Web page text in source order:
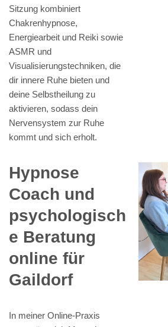
Sitzung kombiniert
Chakrenhypnose,
Energiearbeit und Reiki sowie
ASMR und
Visualisierungstechniken, die
dir innere Ruhe bieten und
deine Selbstheilung zu
aktivieren, sodass dein
Nervensystem zur Ruhe
kommt und sich erholt.
Hypnose
Coach und
psychologisch
e Beratung
online für
Gaildorf
In meiner Online-Praxis